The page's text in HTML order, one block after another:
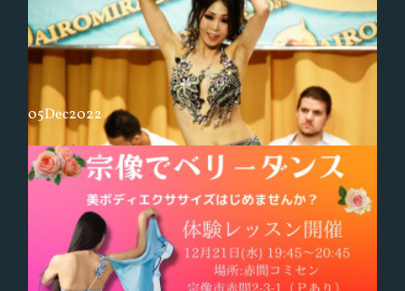
05Dec2022